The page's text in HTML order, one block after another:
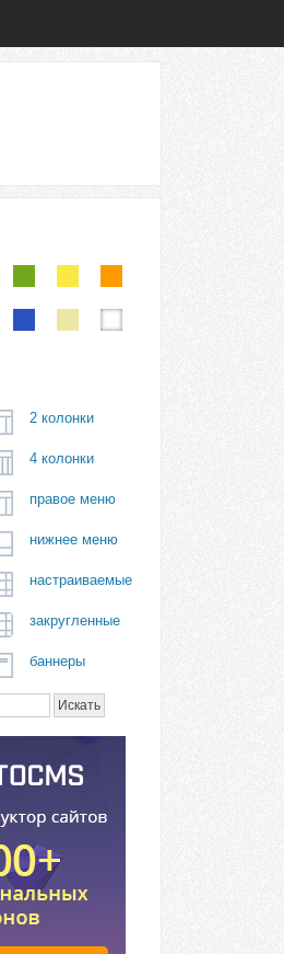
2 колонки
4 колонки
правое меню
нижнее меню
настраиваемые
закругленные
баннеры